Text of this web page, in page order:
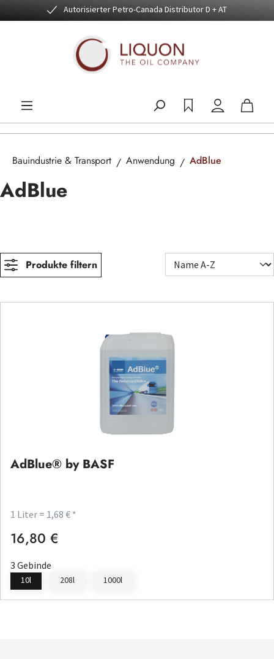
Zum Hauptinhalt springenAutorisierter Petro-Canada Distributor D + AT
Bauindustrie & Transport Anwendung AdBlue
AdBlue
Produkte filtern
AdBlue® by BASF
1 Liter = 1,68 € *
Regulärer Preis:
16,80 €
3 Gebinde
10l 208l 1000l